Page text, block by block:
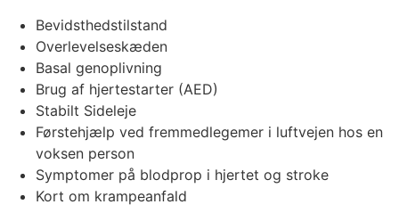
Bevidsthedstilstand
Overlevelseskæden
Basal genoplivning
Brug af hjertestarter (AED)
Stabilt Sideleje
Førstehjælp ved fremmedlegemer i luftvejen hos en
voksen person
Symptomer på blodprop i hjertet og stroke
Kort om krampeanfald